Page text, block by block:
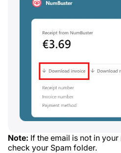
Note: If the email is not in
check your Spam folder.